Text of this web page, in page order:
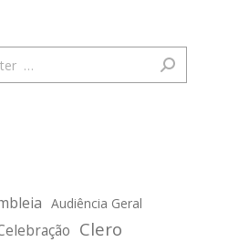
Audiência Geral
Clero